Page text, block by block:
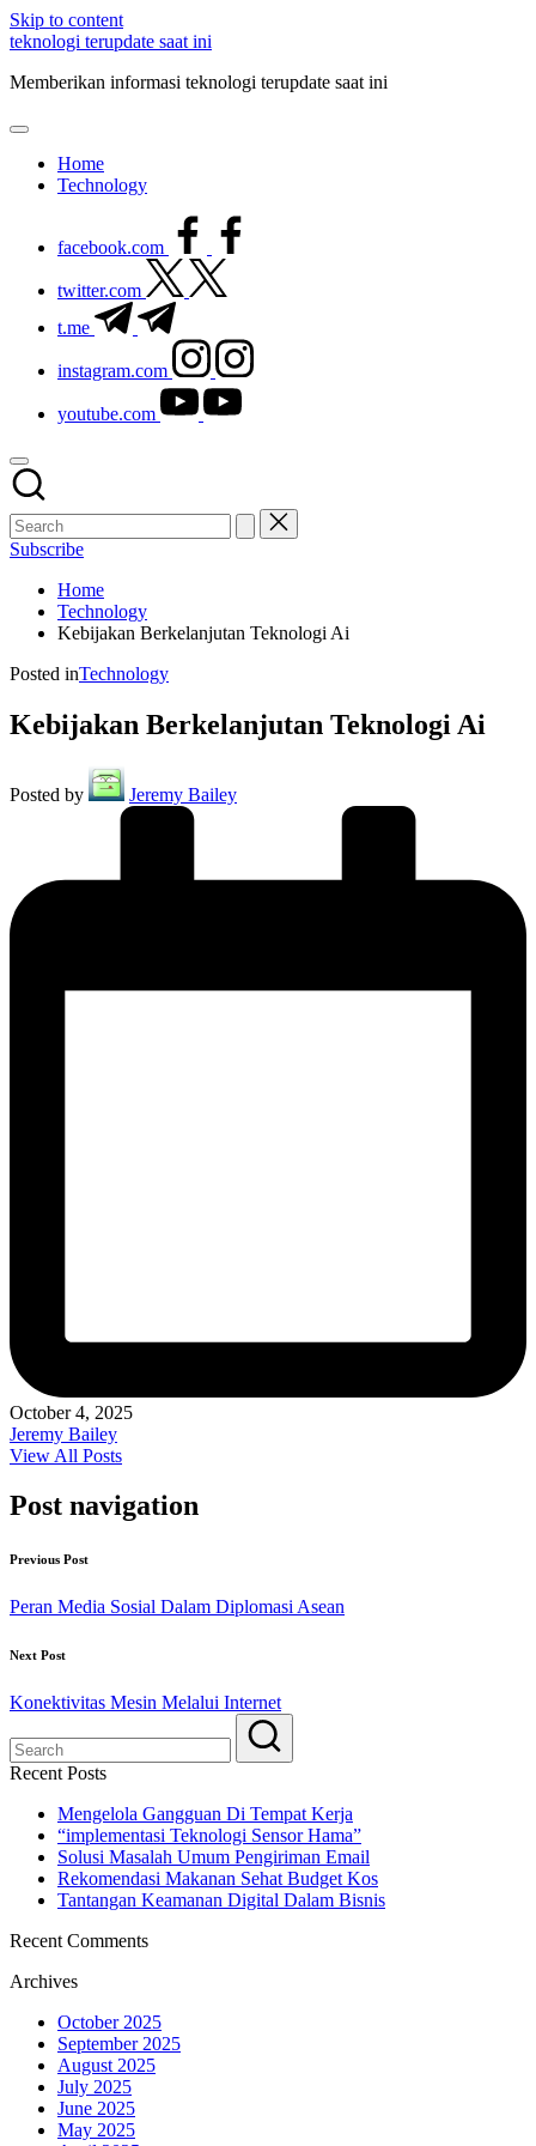
Skip to content
teknologi terupdate saat ini
Memberikan informasi teknologi terupdate saat ini
Home
Technology
facebook.com
twitter.com
t.me
instagram.com
youtube.com
Subscribe
Home
Technology
Kebijakan Berkelanjutan Teknologi Ai
Posted inTechnology
Kebijakan Berkelanjutan Teknologi Ai
Posted by Jeremy Bailey
October 4, 2025
Jeremy Bailey
View All Posts
Post navigation
Previous Post
Peran Media Sosial Dalam Diplomasi Asean
Next Post
Konektivitas Mesin Melalui Internet
Recent Posts
Mengelola Gangguan Di Tempat Kerja
“implementasi Teknologi Sensor Hama”
Solusi Masalah Umum Pengiriman Email
Rekomendasi Makanan Sehat Budget Kos
Tantangan Keamanan Digital Dalam Bisnis
Recent Comments
Archives
October 2025
September 2025
August 2025
July 2025
June 2025
May 2025